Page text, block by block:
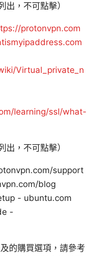
出，不可點擊）
protonvpn.com
Virtual_private_n
learning/ssl/what-
出，不可點擊）
support
blog
- ubuntu.com
-
的購買選項，請參考